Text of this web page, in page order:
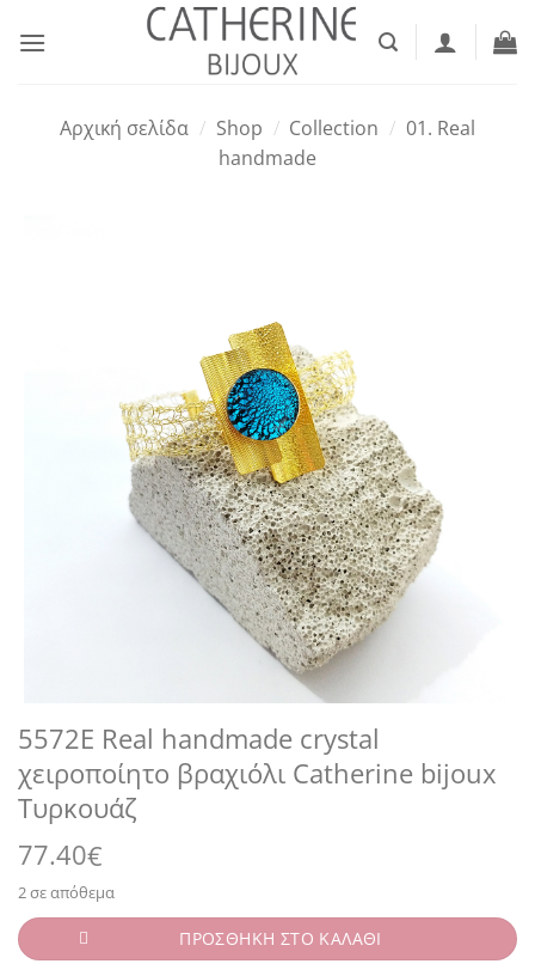
στο
Αρχική σελίδα / Shop / Collection / 01. Real
handmade
5572E Real handmade crystal
χειροποίητο βραχιόλι Catherine bijoux
Τυρκουάζ
77.40€
2 σε απόθεμα
ΠΡΟΣΘΗΚΗ ΣΤΟ ΚΑΛΑΘΙ